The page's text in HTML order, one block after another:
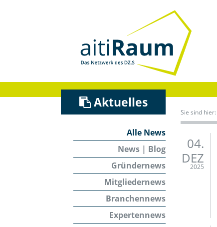
Aktuelles
Alle News
News | Blog
Gründernews
Mitgliedernews
Branchennews
Expertennews
Sie sind hier:
04.
DEZ
2025